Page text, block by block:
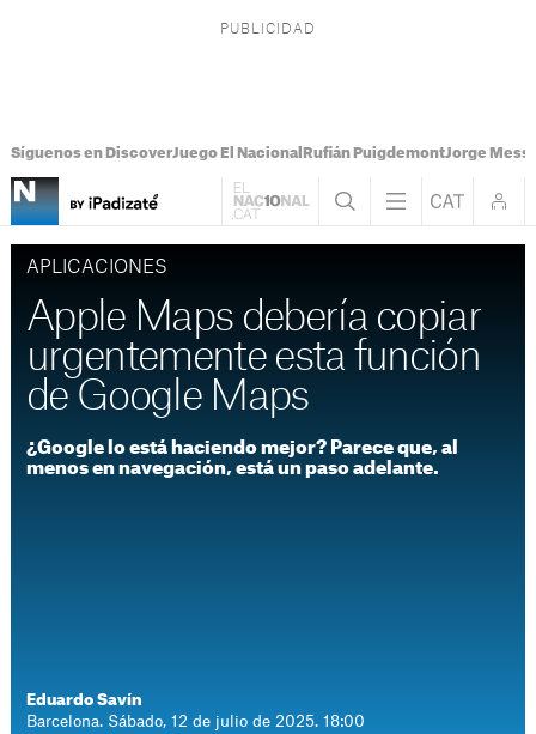
Síguenos en DiscoverJuego El Nacional Rufián PuigdemontJorge Messi
APLICACIONES
Apple Maps debería copiar
urgentemente esta función
de Google Maps
¿Google lo está haciendo mejor? Parece que, al
menos en navegación, está un paso adelante.
Eduardo Savín
Barcelona. Sábado, 12 de julio de 2025. 18:00